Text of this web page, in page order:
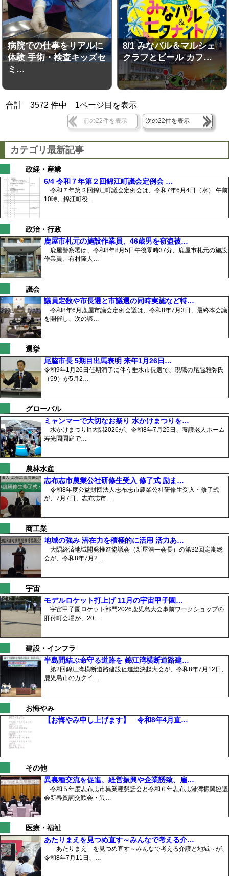
病院での仕事をリアルに
体験 手術・検査キッズセ
ミ…
8/1 みなバル＆マルシェ
クラフとビール カフ…
合計3572 件中 1ページ目を表示
前の22件を表示 次の22件を表示
カテゴリ最新記事
政経・産業
6/4 令和７年第２回錦江町議会定例会 …
令和７年第２回錦江町議会定例会は、令和7年6月4日（水） 午前
10時、錦江町役…
政治・行政
鹿屋市札元の施設作業員、46歳男を窃盗被…
鹿屋警察署は、令和8年8月5日午後零時37分、鹿屋市札元の施設
作業員、有村隆人…
議会
議員定数や市長選と市議選の同時実施など特…
令和8年6月鹿屋市議会定例会議は、令和8年7月3日、最終本会議
を開催し、次の議…
選挙
尾脇市長 5期目出馬表明 来年1月26日…
令和9年1月26日任期満了に伴う垂水市長選で、現職の尾脇雅弥氏
（59）が5月2…
グローバル
ミャンマーで大切なお祭り 水かけまつりを…
水かけまつりin大隅2026が、令和8年7月25日、養護老人ホーム
寿光園園庭で…
農林水産
志布志市農業公社研修生受入 修了式 励ま…
令和8年度公益財団法人志布志市農業公社研修生受入・修了式
が、7月7日、志布志市…
商工業
地域の強み 潜在力を積極的に活用 活力あ…
大隅経済地域開発推進協議会（新屋浩一会長）の第32回定期総
会が、令和8年7月2…
宇宙
モデルロケット打上げ 11月の宇宙甲子園…
宇宙甲子園ロケット部門2026鹿児島大会事前ワークショップの
肝付町会場が、20…
建設・インフラ
半島間結ぶ命守る道路を 錦江湾横断道路建…
第2回錦江湾横断道路建設促進総決起大会が、令和8年7月12日、
鹿児島市のカクイ…
お悔やみ
【お悔やみ申し上げます】 令和8年4月直…
その他
異裏種交流を促進、経営振興や企業誘致、雇…
令和５年度志布志市異業種懇話会と令和６年志布志港湾振興協議
会新春質詞交歓会・異…
医療・福祉
あたりまえを見つめ直す～みんなで考える介…
「あたりまえ」を見つめ直す～みんなで考える介護と地域～が、
令和8年7月11日、…